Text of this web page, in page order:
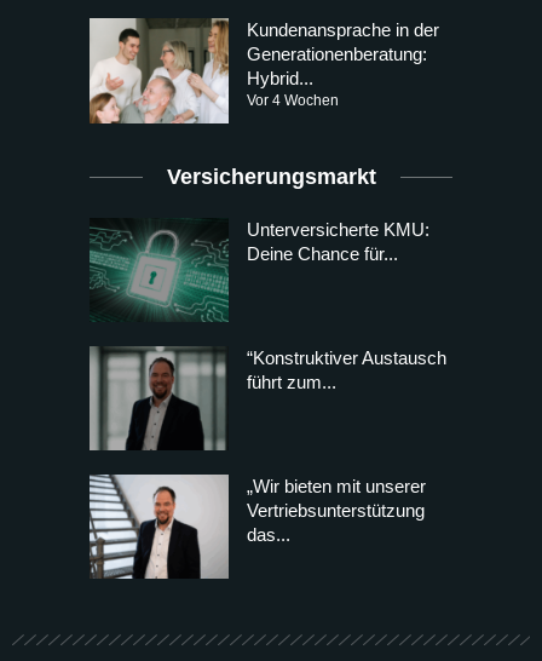
Kundenansprache in der
Generationenberatung:
Hybrid...
Vor 4 Wochen
Versicherungsmarkt
Unterversicherte KMU:
Deine Chance für...
“Konstruktiver Austausch
führt zum...
„Wir bieten mit unserer
Vertriebsunterstützung
das...